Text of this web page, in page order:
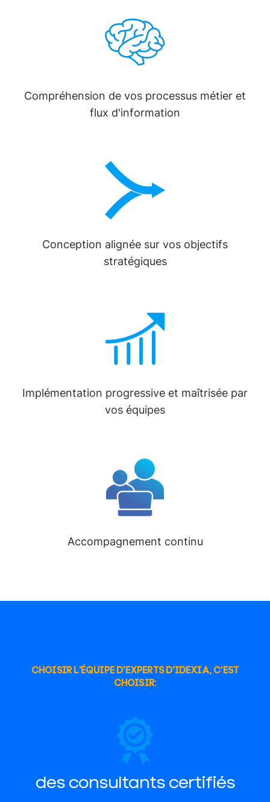
Compréhension de vos processus métier et
flux d'information
Conception alignée sur vos objectifs
stratégiques
Implémentation progressive et maîtrisée par
vos équipes
Accompagnement continu
CHOISIR L'ÉQUIPE D'EXPERTS D'IDEXIA, C'EST
CHOISIR:
des consultants certifiés